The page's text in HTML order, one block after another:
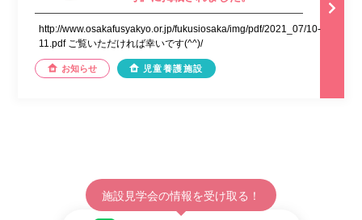
http://www.osakafusyakyo.or.jp/fukusiosaka/img/pdf/2021_07/10-
11.pdf ご覧いただければ幸いです(^^)/
お知らせ 児童養護施設
施設見学会の情報を受け取る！